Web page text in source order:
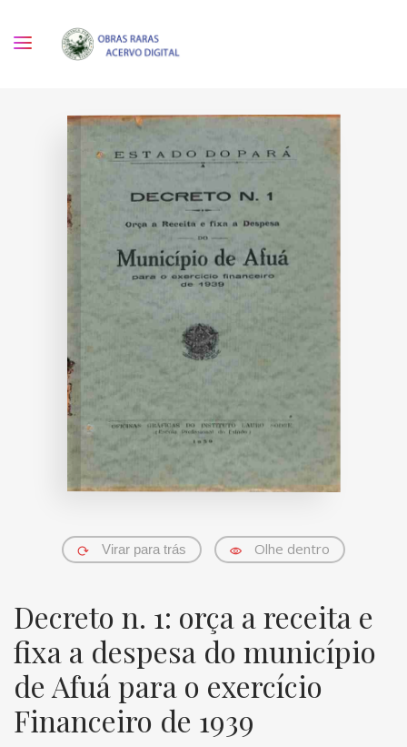
Virar para trás Olhe dentro
Decreto n. 1: orça a receita e
fixa a despesa do município
de Afuá para o exercício
Financeiro de 1939